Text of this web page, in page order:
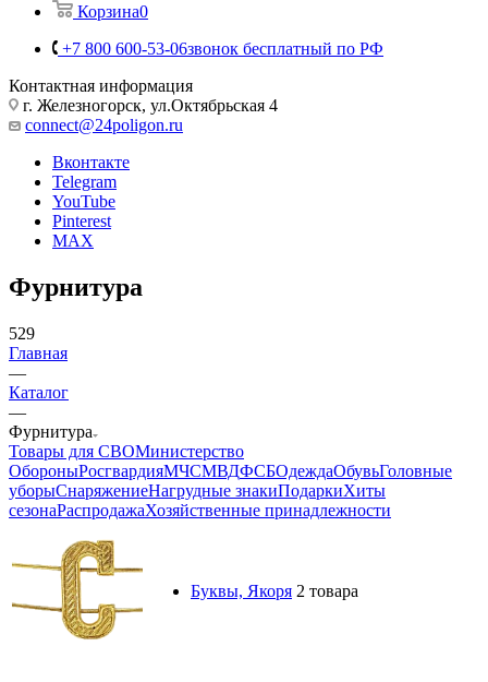
Корзина0
+7 800 600-53-06звонок бесплатный по РФ
Контактная информация
г. Железногорск, ул.Октябрьская 4
connect@24poligon.ru
Вконтакте
Telegram
YouTube
Pinterest
MAX
Фурнитура
529
Главная
—
Каталог
—
Фурнитура
Товары для СВОМинистерство
ОбороныРосгвардияМЧСМВДФСБОдеждаОбувьГоловные
уборыСнаряжениеНагрудные знакиПодаркиХиты
сезонаРаспродажаХозяйственные принадлежности
Буквы, Якоря 2 товара